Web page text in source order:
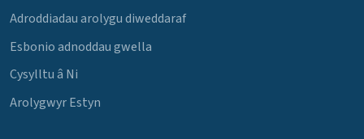
Adroddiadau arolygu diweddaraf
Esbonio adnoddau gwella
Cysylltu â Ni
Arolygwyr Estyn